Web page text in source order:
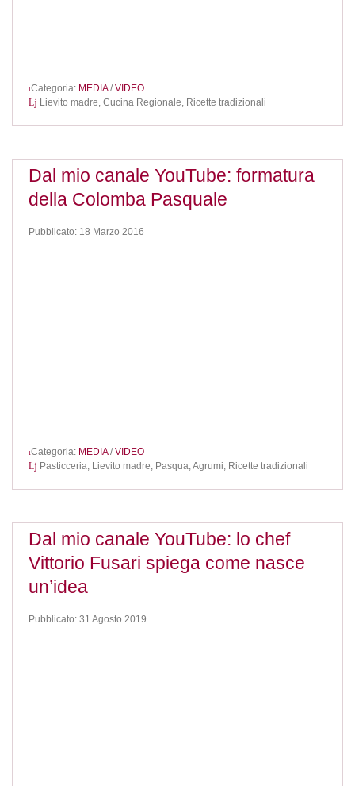
Categoria: MEDIA/VIDEO
Lievito madre, Cucina Regionale, Ricette tradizionali
Dal mio canale YouTube: formatura
della Colomba Pasquale
Pubblicato: 18 Marzo 2016
Categoria: MEDIA/VIDEO
Pasticceria, Lievito madre, Pasqua,Agrumi, Ricette tradizionali
Dal mio canale YouTube: lo chef
Vittorio Fusari spiega come nasce
un’idea
Pubblicato: 31 Agosto 2019